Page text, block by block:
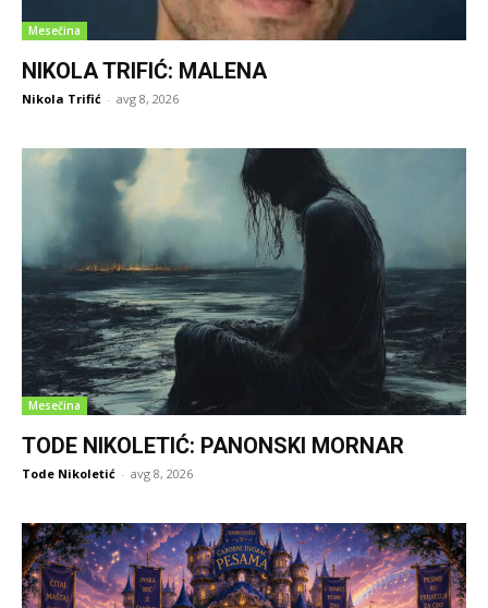
Mesečina
NIKOLA TRIFIĆ: MALENA
Nikola Trifić - avg 8, 2026
Mesečina
TODE NIKOLETIĆ: PANONSKI MORNAR
Tode Nikoletić - avg 8, 2026